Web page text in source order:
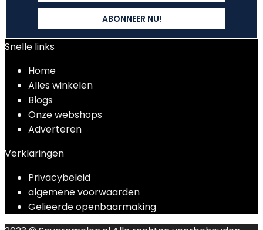
Snelle links
Home
Alles winkelen
Blogs
Onze webshops
Adverteren
Verklaringen
Privacybeleid
algemene voorwaarden
Gelieerde openbaarmaking